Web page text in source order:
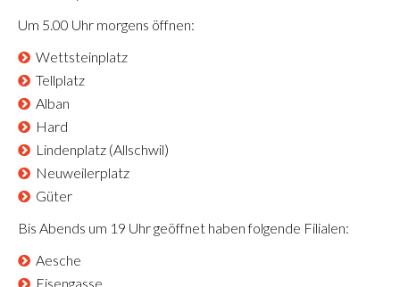
Um 5.00 Uhr morgens öffnen:
Wettsteinplatz
Tellplatz
Alban
Hard
Lindenplatz (Allschwil)
Neuweilerplatz
Güter
Bis Abends um 19 Uhr geöffnet haben folgende Filialen:
Aesche
Eisengasse